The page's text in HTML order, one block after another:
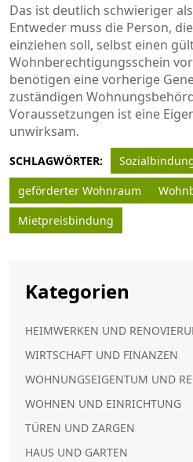
Das ist deutlich schwieriger
Entweder muss die Person,
einziehen soll, selbst einen
Wohnberechtigungsschein
benötigen eine vorherige
zuständigen
Voraussetzungen ist eine
unwirksam.
SCHLAGWÖRTER:
geförderter Wohnraum
Mietpreisbindung
Kategorien
HEIMWERKEN UND
WIRTSCHAFT UND FINANZEN
WOHNUNGSEIGENTUM UND
WOHNEN UND EINRICHTUNG
TÜREN UND ZARGEN
HAUS UND GARTEN